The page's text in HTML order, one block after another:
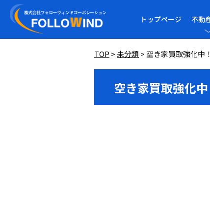
トップページ 不動
TOP > 未分類 > 空き家買取強化中
空き家買取強化